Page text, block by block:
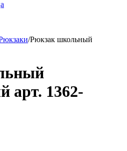
/Рюкзак школьный
арт. 1362-